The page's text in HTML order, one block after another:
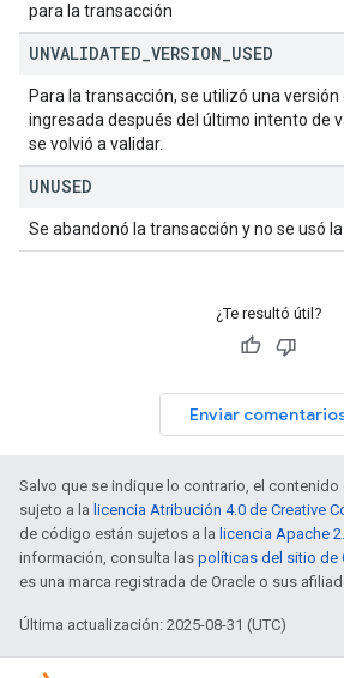
para la transacción
UNVALIDATED VERSION USED
Para la transacción, se utilizó una versión
ingresada después del último intento de
se volvió a validar.
UNUSED
Se abandonó la transacción y no se usó la
¿Te resultó útil?
Enviar
Salvo que se indique lo contrario, el contenido
sujeto a la licencia Atribución 4.0 de Creative
de código están sujetos a la licencia Apache
información, consulta las políticas del sitio de
es una marca registrada de Oracle o sus
Última actualización: 2025-08-31 (UTC)